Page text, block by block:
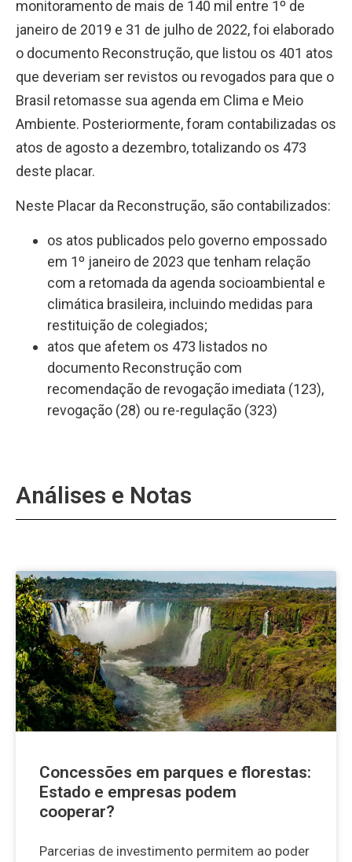
monitoramento de mais de 140 mil entre 1º de
janeiro de 2019 e 31 de julho de 2022, foi elaborado
o documento Reconstrução, que listou os 401 atos
que deveriam ser revistos ou revogados para que o
Brasil retomasse sua agenda em Clima e Meio
Ambiente. Posteriormente, foram contabilizadas os
atos de agosto a dezembro, totalizando os 473
deste placar.
Neste Placar da Reconstrução, são contabilizados:
os atos publicados pelo governo empossado
em 1º janeiro de 2023 que tenham relação
com a retomada da agenda socioambiental e
climática brasileira, incluindo medidas para
restituição de colegiados;
atos que afetem os 473 listados no
documento Reconstrução com
recomendação de revogação imediata (123),
revogação (28) ou re-regulação (323)
Análises e Notas
Concessões em parques e florestas:
Estado e empresas podem
cooperar?
Parcerias de investimento permitem ao poder